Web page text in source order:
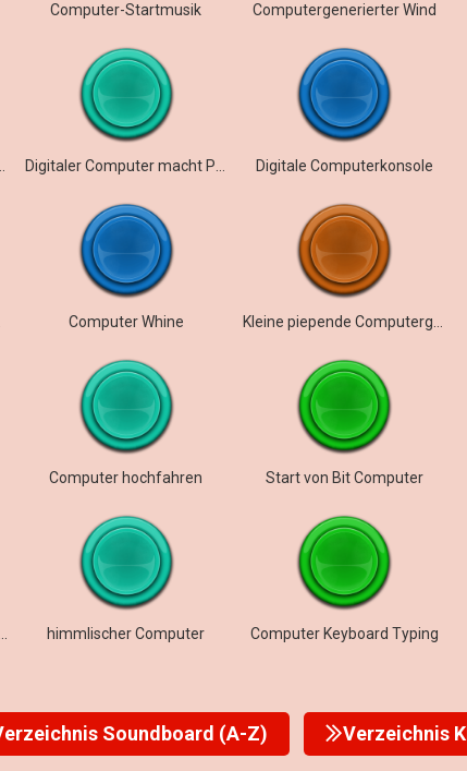
Computer-Startmusik Computergenerierter Wind
Digitale Computerkonsole
Computer Whine
Computer hochfahren Start von Bit Computer
himmlischer Computer Computer Keyboard Typing
Soundboard (A-Z) Verzeichnis